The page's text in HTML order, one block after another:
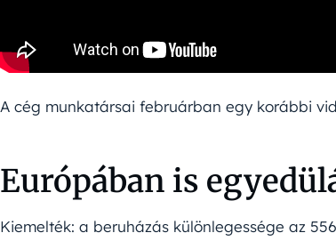
A cég munkatársai februárban egy korábbi
Európában is
Kiemelték: a beruházás különlegessége az